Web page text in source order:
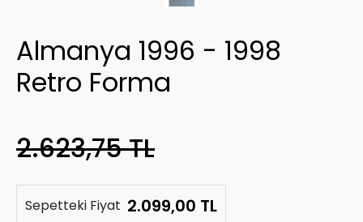
Almanya 1996 - 1998
Retro Forma
2.623,75 TL
Sepetteki Fiyat 2.099,00 TL